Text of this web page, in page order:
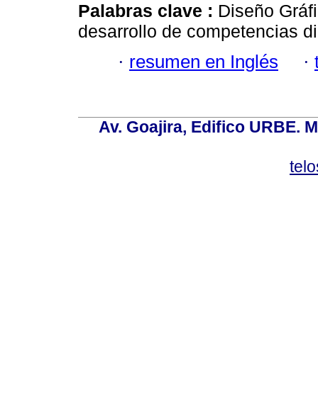
Palabras clave : Diseño
desarrollo de competencias
· resumen en Inglés ·
Av. Goajira, Edifico URBE.